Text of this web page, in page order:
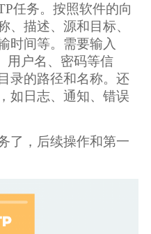
任务。按照软件的向
、描述、源和目标、
时间等。需要输入
用户名、密码等信
录的路径和名称。还
如日志、通知、错误
了，后续操作和第一